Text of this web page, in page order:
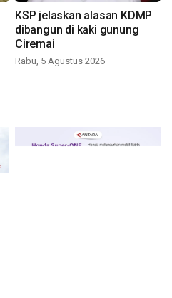
KSP jelaskan alasan KDMP
dibangun di kaki gunung
Ciremai
Rabu, 5 Agustus 2026